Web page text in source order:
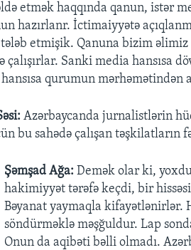
etmək haqqında qanun, istər
hazırlanr. İctimaiyyətə
etmişik. Qanuna bizim əlimiz
çalışırlar. Sanki media hansısa
qurumun mərhəmətindən
Azərbaycanda jurnalistlərin
bu sahədə çalışan
Şəmşad Ağa: Demək olar ki,
hakimiyyət tərəfə keçdi, bir
Bəyanat yaymaqla kifayətlənirlər.
söndürməklə məşğuldur. Lap
Onun da aqibəti bəlli olmadı.